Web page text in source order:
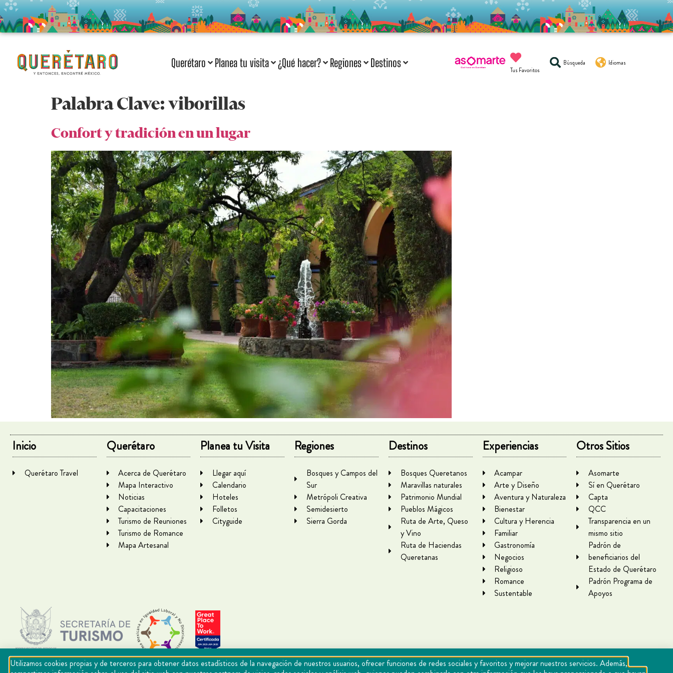
Querétaro Planea tu visita ¿Qué hacer? Regiones Destinos
Tus Favoritos
Búsqueda Idiomas
Palabra Clave:viborillas
Confort y tradición en un lugar
Inicio
Querétaro Travel
Querétaro
Acerca de Querétaro
Mapa Interactivo
Noticias
Capacitaciones
Turismo de Reuniones
Turismo de Romance
Mapa Artesanal
Planea tu Visita
Llegar aquí
Calendario
Hoteles
Folletos
Cityguide
Regiones
Bosques y Campos del
Sur
Metrópoli Creativa
Semidesierto
Sierra Gorda
Destinos
Bosques Queretanos
Maravillas naturales
Patrimonio Mundial
Pueblos Mágicos
Ruta de Arte, Queso
y Vino
Ruta de Haciendas
Queretanas
Experiencias
Acampar
Arte y Diseño
Aventura y Naturaleza
Bienestar
Cultura y Herencia
Familiar
Gastronomía
Negocios
Religioso
Romance
Sustentable
Otros Sitios
Asomarte
Sí en Querétaro
Capta
QCC
Transparencia en un
mismo sitio
Padrón de
beneficiarios del
Estado de Querétaro
Padrón Programa de
Apoyos
Utilizamos cookies propias y de terceros para obtener datos estadísticos de la navegación de nuestros usuarios, ofrecer funciones de redes sociales y favoritos y mejorar nuestros servicios. Además,